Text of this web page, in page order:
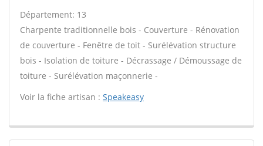
Département: 13
Charpente traditionnelle bois - Couverture - Rénovation
de couverture - Fenêtre de toit - Surélévation structure
bois - Isolation de toiture - Décrassage / Démoussage de
toiture - Surélévation maçonnerie -
Voir la fiche artisan : Speakeasy